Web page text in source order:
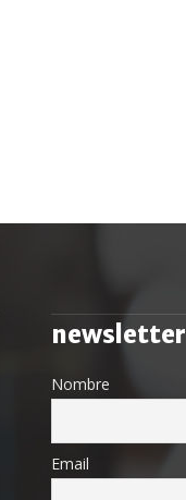
newsletter
Nombre
Email